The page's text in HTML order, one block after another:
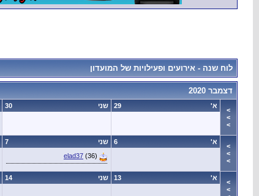
לוח שנה - אירועים ופעילויות של המועדון
דצמבר 2020
>
>
>
29 א' 30 שני
>
>
>
6 א' 7
שני
elad37 (36)
>
>
13 א' 14 שני